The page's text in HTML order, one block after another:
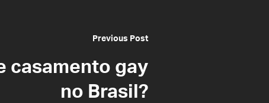
Previous Post
casamento gay
no Brasil?